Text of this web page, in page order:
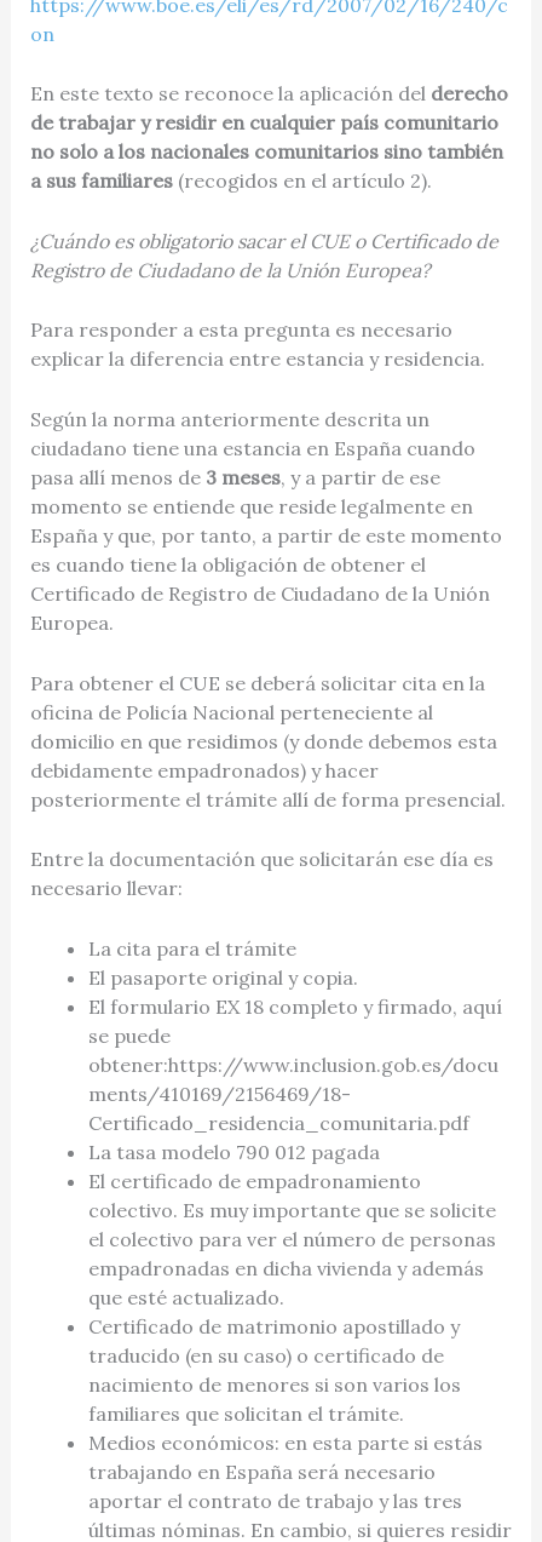
on
En este texto se reconoce la aplicación del derecho
de trabajar y residir en cualquier país comunitario
no solo a los nacionales comunitarios sino también
a sus familiares(recogidos en el artículo 2).
¿Cuándo es obligatorio sacar el CUE o Certificado de
Registro de Ciudadano de la Unión Europea?
Para responder a esta pregunta es necesario
explicar la diferencia entre estancia y residencia.
Según la norma anteriormente descrita un
ciudadano tiene una estancia en España cuando
pasa allí menos de 3 meses, y a partir de ese
momento se entiende que reside legalmente en
España y que, por tanto, a partir de este momento
es cuando tiene la obligación de obtener el
Certificado de Registro de Ciudadano de la Unión
Europea.
Para obtener el CUE se deberá solicitar cita en la
oficina de Policía Nacional perteneciente al
domicilio en que residimos (y donde debemos esta
debidamente empadronados) y hacer
posteriormente el trámite allí de forma presencial.
Entre la documentación que solicitarán ese día es
necesario llevar:
La cita para el trámite
El pasaporte original y copia.
El formulario EX 18 completo y firmado, aquí
se puede
obtener:https://www.inclusion.gob.es/docu
ments/410169/2156469/18-
Certificado_residencia_comunitaria.pdf
La tasa modelo 790 012 pagada
El certificado de empadronamiento
colectivo. Es muy importante que se solicite
el colectivo para ver el número de personas
empadronadas en dicha vivienda y además
que esté actualizado.
Certificado de matrimonio apostillado y
traducido (en su caso) o certificado de
nacimiento de menores si son varios los
familiares que solicitan el trámite.
Medios económicos: en esta parte si estás
trabajando en España será necesario
aportar el contrato de trabajo y las tres
últimas nóminas. En cambio, si quieres residir